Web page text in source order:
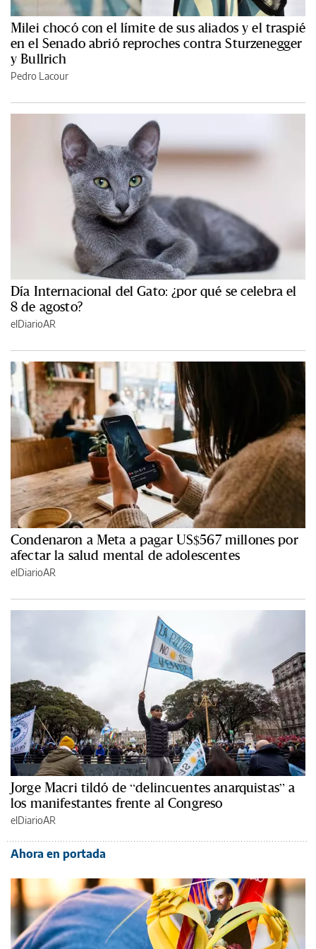
Milei chocó con el límite de sus aliados y el traspié
en el Senado abrió reproches contra Sturzenegger
y Bullrich
Pedro Lacour
Día Internacional del Gato: ¿por qué se celebra el
8 de agosto?
elDiarioAR
Condenaron a Meta a pagar US$567 millones por
afectar la salud mental de adolescentes
elDiarioAR
Jorge Macri tildó de “delincuentes anarquistas” a
los manifestantes frente al Congreso
elDiarioAR
Ahora en portada